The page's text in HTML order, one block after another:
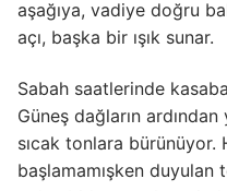
aşağıya, vadiye doğru
açı, başka bir ışık sunar.
Sabah saatlerinde
Güneş dağların
sıcak tonlara bürünüyor.
başlamamışken